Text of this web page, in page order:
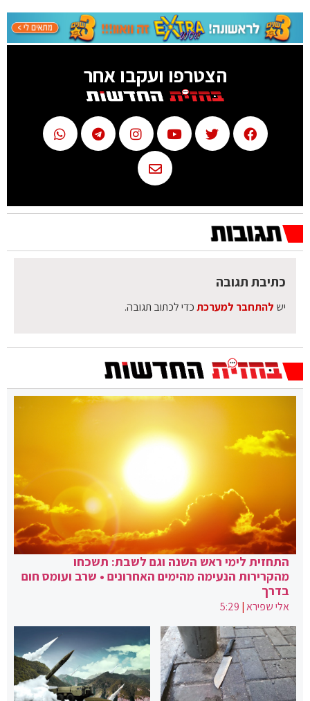
הצטרפו ועקבו אחר
כתיבת תגובה
יש להתחבר למערכתכדי לכתוב תגובה.
התחזית לימי ראש השנה וגם לשבת: תשכחו
מהקרירות הנעימה מהימים האחרונים • שרב ועומס חום
בדרך
אלי שפירא|
5:29